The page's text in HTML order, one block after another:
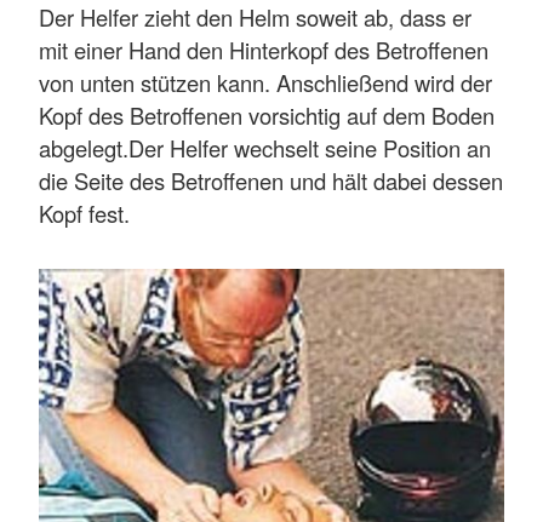
Der Helfer zieht den Helm soweit ab, dass er
mit einer Hand den Hinterkopf des Betroffenen
von unten stützen kann. Anschließend wird der
Kopf des Betroffenen vorsichtig auf dem Boden
abgelegt.Der Helfer wechselt seine Position an
die Seite des Betroffenen und hält dabei dessen
Kopf fest.